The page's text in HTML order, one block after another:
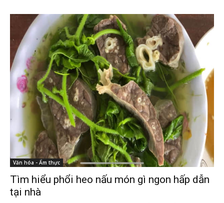
Văn hóa - Ẩm thực
Tìm hiểu phổi heo nấu món gì ngon hấp dẫn
tại nhà